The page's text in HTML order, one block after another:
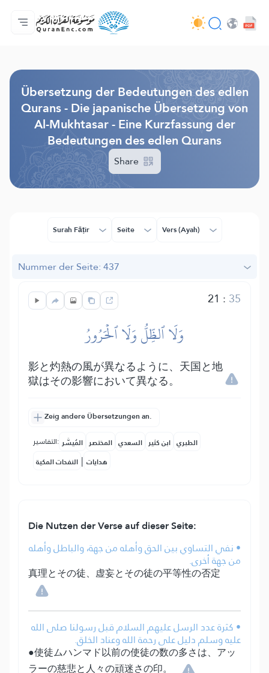
Hauptseite
Inhaltsverzeichnis der Übersetzungen
Audio
Service der Entwickler - API
Über das Projekt
Kontakt
Sprache
Übersetzung der Bedeutungen des edlen
Qurans - Die japanische Übersetzung von
Al-Mukhtasar - Eine Kurzfassung der
Bedeutungen des edlen Qurans
Share
Surah Fāṭir Seite Vers (Ayah)
Nummer der Seite: 437
21 : 35
وَلَا ٱلظِّلُّ وَلَا ٱلۡحَرُورُ
影と灼熱の風が異なるように、天国と地
獄はその影響において異なる。
Zeig andere Übersetzungen an.
التفاسير: المُيسَّر المختصر السعدي ابن كثير الطبري
النفحات المكية | هدايات
Die Nutzen der Verse auf dieser Seite:
• نفي التساوي بين الحق وأهله من جهة، والباطل وأهله
من جهة أخرى.
真理とその徒、虚妄とその徒の平等性の否定
• كثرة عدد الرسل عليهم السلام قبل رسولنا صلى الله
عليه وسلم دليل على رحمة الله وعناد الخلق.
●使徒ムハンマド以前の使徒の数の多さは、アッ
ラーの慈悲と人々の頑迷さの印。